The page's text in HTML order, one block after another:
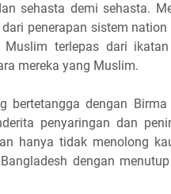
sehasta demi sehasta.
penerapan sistem
Muslim terlepas dari
mereka yang Muslim.
bertetangga dengan
penyaringan dan
hanya tidak menolong
dengan